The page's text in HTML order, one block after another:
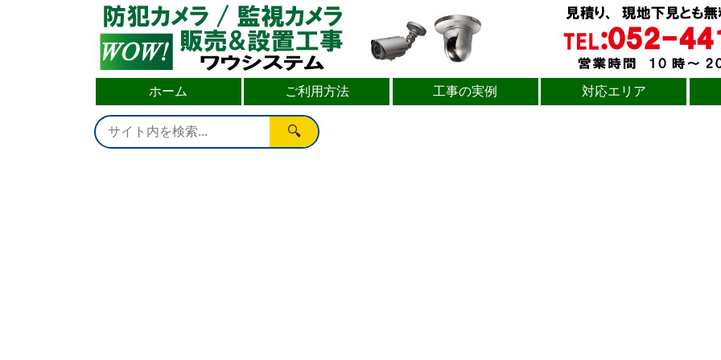
ホーム ご利用方法 工事の実例 対応エリア
🔍